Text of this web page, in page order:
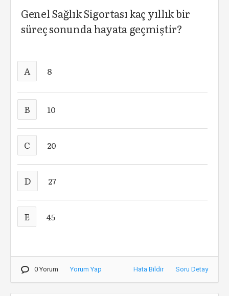
Genel Sağlık Sigortası kaç yıllık bir
süreç sonunda hayata geçmiştir?
A 8
B 10
C 20
D 27
E 45
0 Yorum Yorum Yap Hata Bildir Soru Detay